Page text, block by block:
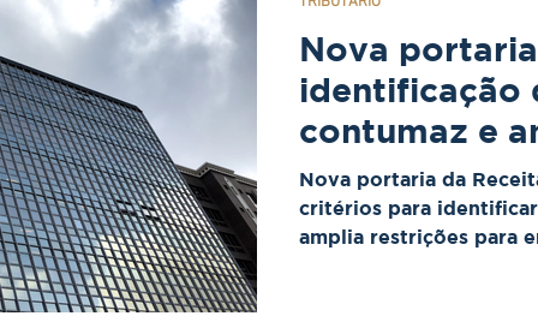
Nova
identificação
contumaz e
contra
tributária
Nova portaria da
critérios para
amplia restrições para